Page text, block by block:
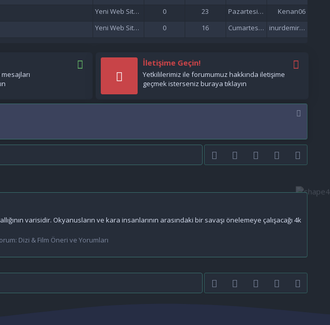
Yeni Web Siteleri - Site Tanıtımı 0 23 Pazartesi saat 21:37'de Kenan06
Yeni Web Siteleri - Site Tanıtımı 0 16 Cumartesi saat 17:51'de inurdemirelseo
İletişime Geçin!
Yetkililerimiz ile forumumuz hakkında iletişime
geçmek isterseniz buraya tıklayın
FacebookTwitter youtubeBize ulaşın
varisidir. Okyanusların ve kara insanlarının arasındaki bir savaşı önelemeye çalışacağı 4k
Dizi & Film Öneri ve Yorumları
FacebookTwitter youtubeBize ulaşın